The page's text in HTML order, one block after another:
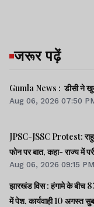
जरूर पढ़ें
Gumla News : डीसी ने
Aug 06, 2026 07:50
JPSC-JSSC Protest:
फोन पर बात, कहा- राज्य में
Aug 06, 2026 09:15 PM
झारखंड विस : हंगामे के बीच 8399.31 करोड़ का अनुपूरक बजट सदन
में पेश, कार्यवाही 10 अगस्त